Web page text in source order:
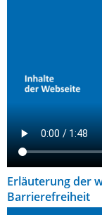
Erläuterung der
Barrierefreiheit